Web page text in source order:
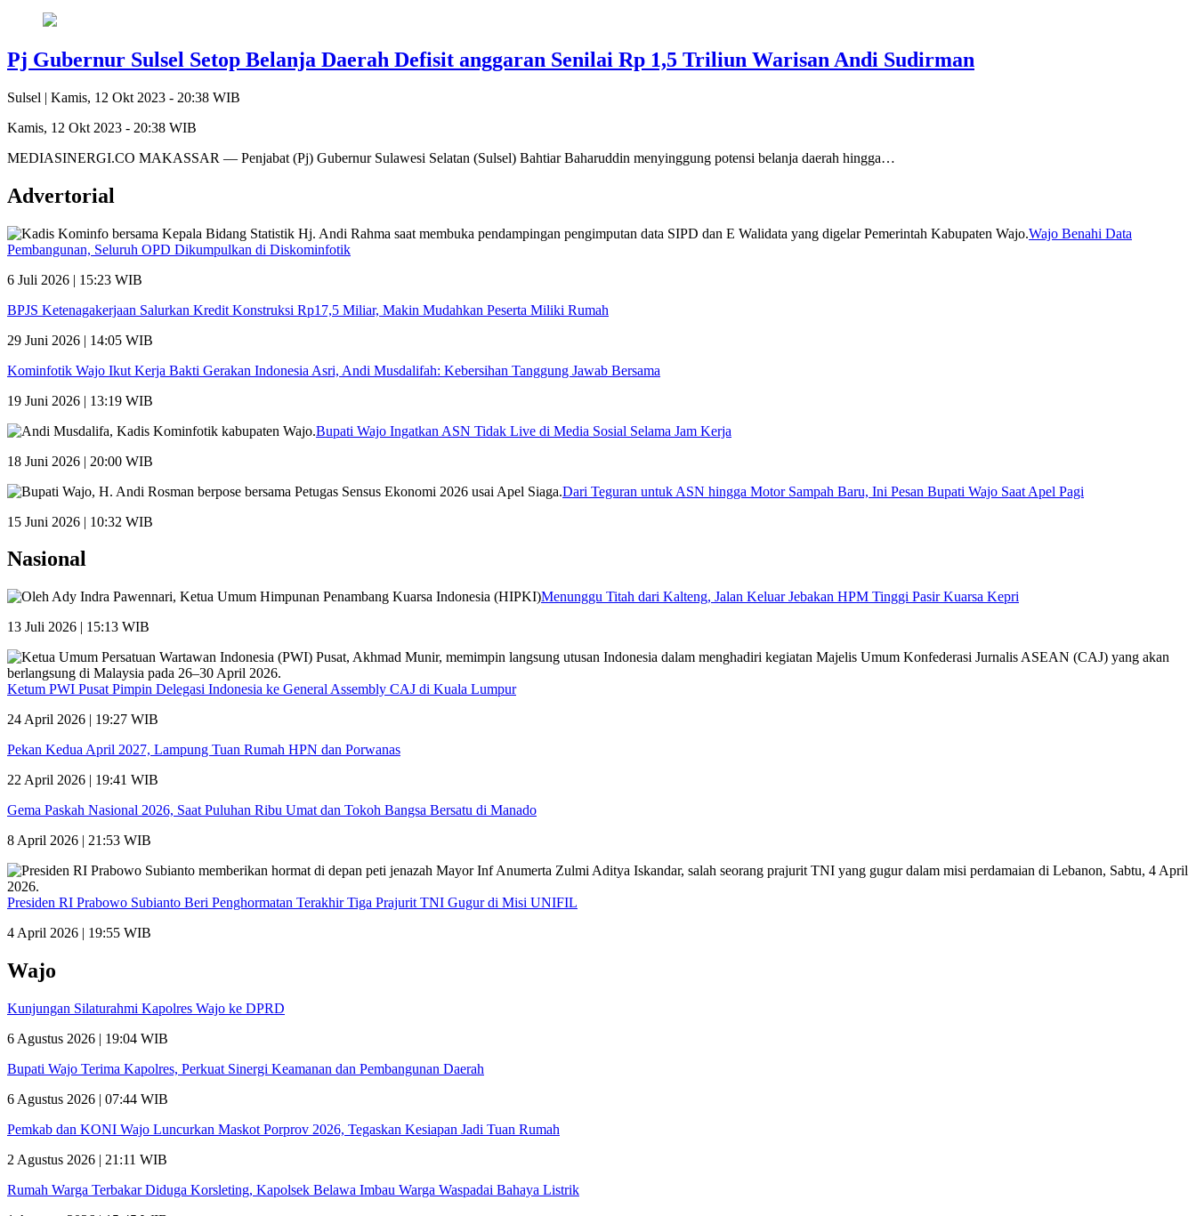
Pj Gubernur Sulsel Setop Belanja Daerah Defisit anggaran Senilai Rp 1,5 Triliun Warisan Andi Sudirman
Sulsel | Kamis, 12 Okt 2023 - 20:38 WIB
Kamis, 12 Okt 2023 - 20:38 WIB
MEDIASINERGI.CO MAKASSAR — Penjabat (Pj) Gubernur Sulawesi Selatan (Sulsel) Bahtiar Baharuddin menyinggung potensi belanja daerah hingga…
Advertorial
Wajo Benahi Data
Pembangunan, Seluruh OPD Dikumpulkan di Diskominfotik
6 Juli 2026 | 15:23 WIB
BPJS Ketenagakerjaan Salurkan Kredit Konstruksi Rp17,5 Miliar, Makin Mudahkan Peserta Miliki Rumah
29 Juni 2026 | 14:05 WIB
Kominfotik Wajo Ikut Kerja Bakti Gerakan Indonesia Asri, Andi Musdalifah: Kebersihan Tanggung Jawab Bersama
19 Juni 2026 | 13:19 WIB
Bupati Wajo Ingatkan ASN Tidak Live di Media Sosial Selama Jam Kerja
18 Juni 2026 | 20:00 WIB
Dari Teguran untuk ASN hingga Motor Sampah Baru, Ini Pesan Bupati Wajo Saat Apel Pagi
15 Juni 2026 | 10:32 WIB
Nasional
Menunggu Titah dari Kalteng, Jalan Keluar Jebakan HPM Tinggi Pasir Kuarsa Kepri
13 Juli 2026 | 15:13 WIB
Ketum PWI Pusat Pimpin Delegasi Indonesia ke General Assembly CAJ di Kuala Lumpur
24 April 2026 | 19:27 WIB
Pekan Kedua April 2027, Lampung Tuan Rumah HPN dan Porwanas
22 April 2026 | 19:41 WIB
Gema Paskah Nasional 2026, Saat Puluhan Ribu Umat dan Tokoh Bangsa Bersatu di Manado
8 April 2026 | 21:53 WIB
Presiden RI Prabowo Subianto Beri Penghormatan Terakhir Tiga Prajurit TNI Gugur di Misi UNIFIL
4 April 2026 | 19:55 WIB
Wajo
Kunjungan Silaturahmi Kapolres Wajo ke DPRD
6 Agustus 2026 | 19:04 WIB
Bupati Wajo Terima Kapolres, Perkuat Sinergi Keamanan dan Pembangunan Daerah
6 Agustus 2026 | 07:44 WIB
Pemkab dan KONI Wajo Luncurkan Maskot Porprov 2026, Tegaskan Kesiapan Jadi Tuan Rumah
2 Agustus 2026 | 21:11 WIB
Rumah Warga Terbakar Diduga Korsleting, Kapolsek Belawa Imbau Warga Waspadai Bahaya Listrik